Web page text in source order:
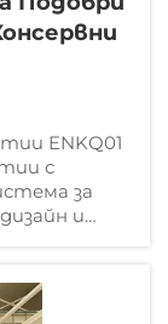
ENKQ01
с
за
и